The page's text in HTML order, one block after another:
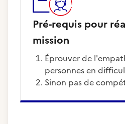
Pré-requis pour
mission
Éprouver de l'empathie pour des
personnes en
Sinon pas de